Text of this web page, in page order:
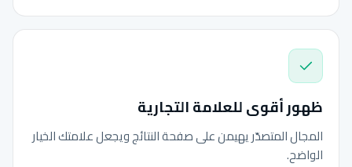
ظهور أقوى للعلامة التجارية
المجال المتصدّر يهيمن على صفحة النتائج ويجعل علامتك الخيار
الواضح.